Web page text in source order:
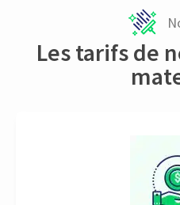
Les tarifs de